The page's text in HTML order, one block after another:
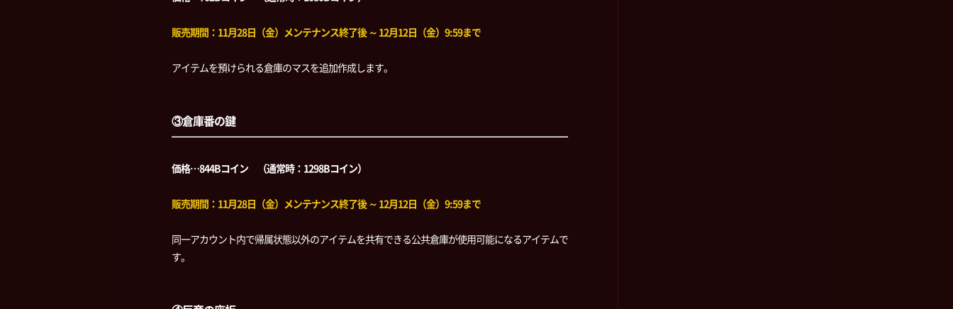
販売期間：11月28日（金）メンテナンス終了後 ～ 12月12日（金）9:59まで
アイテムを預けられる倉庫のマスを追加作成します。
③倉庫番の鍵
価格…844Bコイン （通常時：1298Bコイン）
販売期間：11月28日（金）メンテナンス終了後 ～ 12月12日（金）9:59まで
同一アカウント内で帰属状態以外のアイテムを共有できる公共倉庫が使用可能になるアイテムで
す。